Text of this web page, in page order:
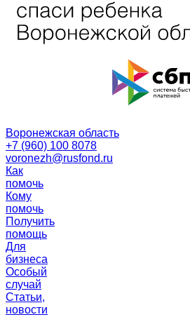
Воронежская область
+7 (960) 100 8078
voronezh@rusfond.ru
Как
помочь
Кому
помочь
Получить
помощь
Для
бизнеса
Особый
случай
Статьи,
новости